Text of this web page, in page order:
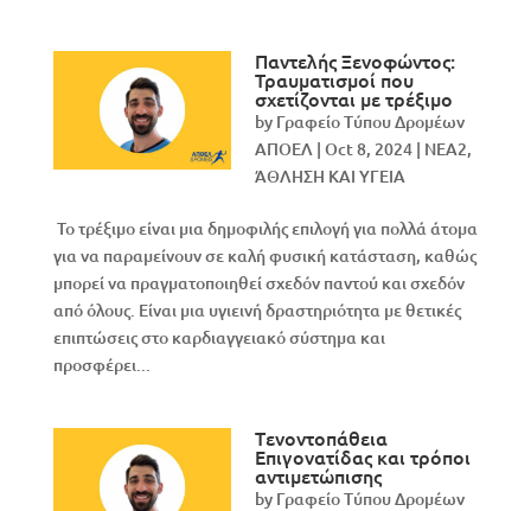
Παντελής Ξενοφώντος:
Τραυματισμοί που
σχετίζονται με τρέξιμο
by Γραφείο Τύπου Δρομέων
ΑΠΟΕΛ | Oct 8, 2024| NEA2,
ΆΘΛΗΣΗ ΚΑΙ ΥΓΕΙΑ
Το τρέξιμο είναι μια δημοφιλής επιλογή για πολλά άτομα
για να παραμείνουν σε καλή φυσική κατάσταση, καθώς
μπορεί να πραγματοποιηθεί σχεδόν παντού και σχεδόν
από όλους. Είναι μια υγιεινή δραστηριότητα με θετικές
επιπτώσεις στο καρδιαγγειακό σύστημα και
προσφέρει...
Tενοντοπάθεια
Eπιγονατίδας και τρόποι
αντιμετώπισης
by Γραφείο Τύπου Δρομέων